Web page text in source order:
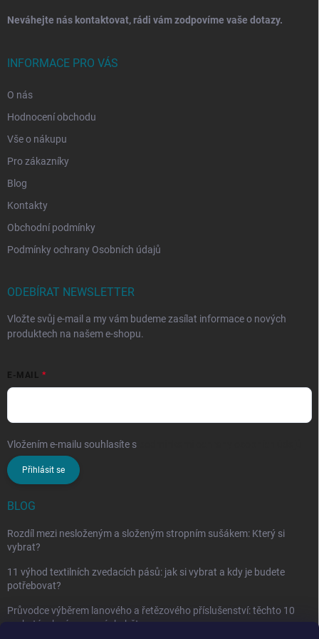
Neváhejte nás kontaktovat, rádi vám zodpovíme vaše dotazy.
INFORMACE PRO VÁS
O nás
Hodnocení obchodu
Vše o nákupu
Pro zákazníky
Blog
Kontakty
Obchodní podmínky
Podmínky ochrany Osobních údajů
ODEBÍRAT NEWSLETTER
Vložte svůj e-mail a my vám budeme zasílat informace o nových
produktech na našem e-shopu.
E-MAIL
Vložením e-mailu souhlasíte s
Přihlásit se
BLOG
Rozdíl mezi nesloženým a složeným stropním sušákem: Který si
vybrat?
11 výhod textilních zvedacích pásů: jak si vybrat a kdy je budete
potřebovat?
Průvodce výběrem lanového a řetězového příslušenství: těchto 10
vychytávek vám nesmí chybět